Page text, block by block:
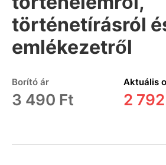
történetírásról
emlékezetről
Borító ár
3 490 Ft
Aktuális
2